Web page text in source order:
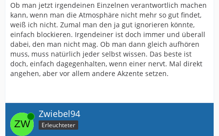
Ob man jetzt irgendeinen Einzelnen verantwortlich machen
kann, wenn man die Atmosphäre nicht mehr so gut findet,
weiß ich nicht. Zumal man den ja gut ignorieren könnte,
einfach blockieren. Irgendeiner ist doch immer und überall
dabei, den man nicht mag. Ob man dann gleich aufhören
muss, muss natürlich jeder selbst wissen. Das beste ist
doch, einfach dagegenhalten, wenn einer nervt. Mal direkt
angehen, aber vor allem andere Akzente setzen.
Online Zwiebel94
Erleuchteter